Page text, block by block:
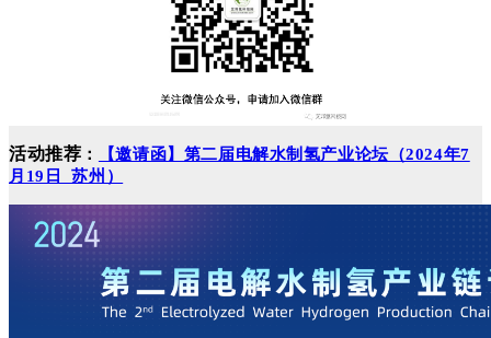
活动推荐 ：
【邀请函】第二届电解水制氢产业论坛（2024年7
月19日 苏州）